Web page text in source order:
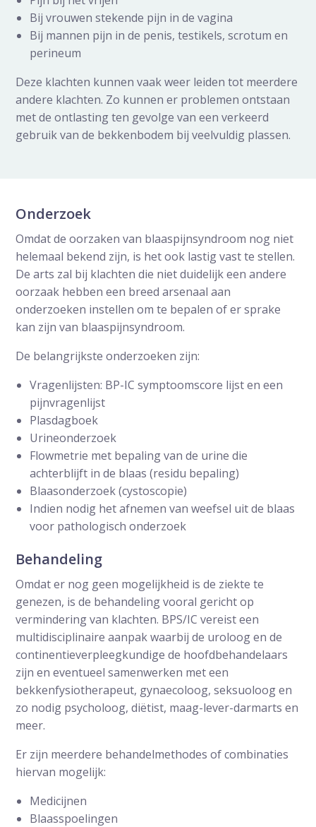
Bij vrouwen stekende pijn in de vagina
Bij mannen pijn in de penis, testikels, scrotum en
perineum
Deze klachten kunnen vaak weer leiden tot meerdere
andere klachten. Zo kunnen er problemen ontstaan
met de ontlasting ten gevolge van een verkeerd
gebruik van de bekkenbodem bij veelvuldig plassen.
Onderzoek
Omdat de oorzaken van blaaspijnsyndroom nog niet
helemaal bekend zijn, is het ook lastig vast te stellen.
De arts zal bij klachten die niet duidelijk een andere
oorzaak hebben een breed arsenaal aan
onderzoeken instellen om te bepalen of er sprake
kan zijn van blaaspijnsyndroom.
De belangrijkste onderzoeken zijn:
Vragenlijsten: BP-IC symptoomscore lijst en een
pijnvragenlijst
Plasdagboek
Urineonderzoek
Flowmetrie met bepaling van de urine die
achterblijft in de blaas (residu bepaling)
Blaasonderzoek (cystoscopie)
Indien nodig het afnemen van weefsel uit de blaas
voor pathologisch onderzoek
Behandeling
Omdat er nog geen mogelijkheid is de ziekte te
genezen, is de behandeling vooral gericht op
vermindering van klachten. BPS/IC vereist een
multidisciplinaire aanpak waarbij de uroloog en de
continentieverpleegkundige de hoofdbehandelaars
zijn en eventueel samenwerken met een
bekkenfysiotherapeut, gynaecoloog, seksuoloog en
zo nodig psycholoog, diëtist, maag-lever-darmarts en
meer.
Er zijn meerdere behandelmethodes of combinaties
hiervan mogelijk:
Medicijnen
Blaasspoelingen